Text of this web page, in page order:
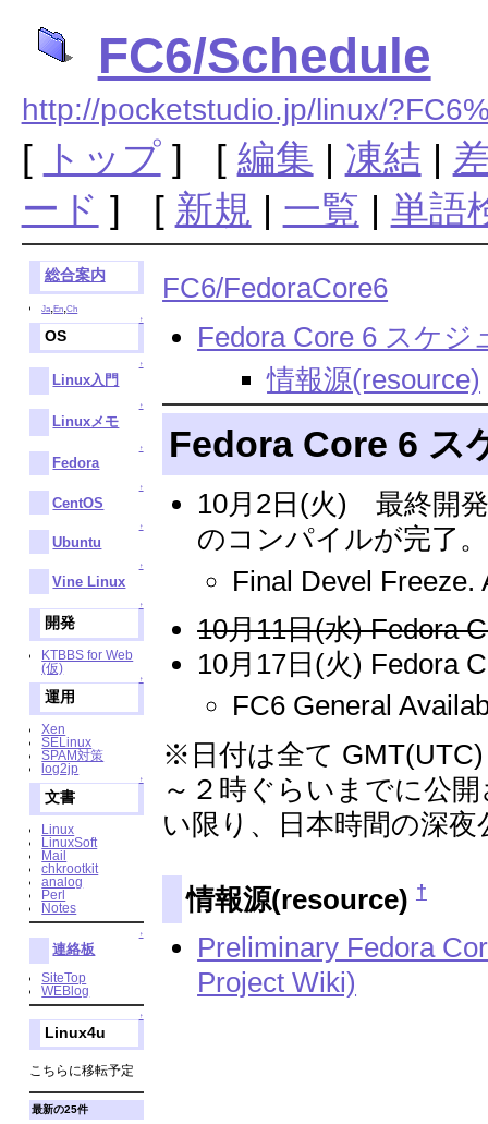
FC6/Schedule
http://pocketstudio.jp/linux/
[ トップ] [ 編集 | 凍結 |
ード ] [ 新規 | 一覧 | 単語
総合案内
Ja ,En ,Ch
↑
OS
↑
Linux入門
↑
Linuxメモ
↑
Fedora
↑
CentOS
↑
Ubuntu
↑
Vine Linux
↑
開発
KTBBS for Web
(仮)
↑
運用
Xen
SELinux
SPAM対策
log2jp
↑
文書
Linux
LinuxSoft
Mail
chkrootkit
analog
Perl
Notes
↑
連絡板
SiteTop
WEBlog
↑
Linux4u
こちらに移転予定
最新の25件
FC6/FedoraCore6
Fedora Core 6 スケジ
情報源(resource)
Fedora Core 6 ス
10月2日(火) 最終開
のコンパイルが完了。
Final Devel Freeze.
10月11日(水) Fedora
10月17日(火) Fedora
FC6 General
※日付は全て
～２時ぐらいまでに公
い限り、日本時間の深
情報源(resource) †
Preliminary Fedora
Project Wiki)